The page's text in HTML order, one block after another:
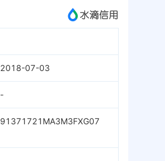
成为vip查看
2018-07-03
-
91371721MA3M3FXG07